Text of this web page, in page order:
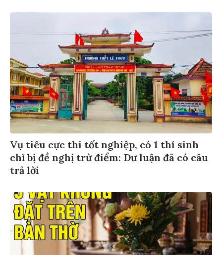
Vụ tiêu cực thi tốt nghiệp, có 1 thí sinh
chỉ bị đề nghị trừ điểm: Dư luận đã có câu
trả lời